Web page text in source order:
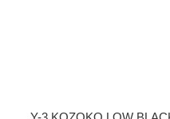
VÝBER MOŽNOSTÍ